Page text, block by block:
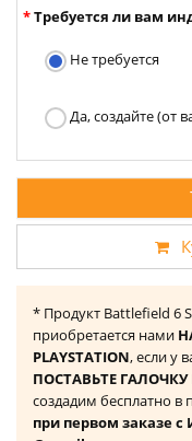
Требуется ли вам
Не требуется
Да, создайте (от
* Продукт Battlefield 6
приобретается нами
PLAYSTATION, если у
ПОСТАВЬТЕ ГАЛОЧКУ
создадим бесплатно в
при первом заказе